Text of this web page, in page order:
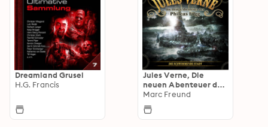
Dreamland Grusel
H.G. Francis
Jules Verne, Die
neuen Abenteuer des
Phileas Fogg
Marc Freund